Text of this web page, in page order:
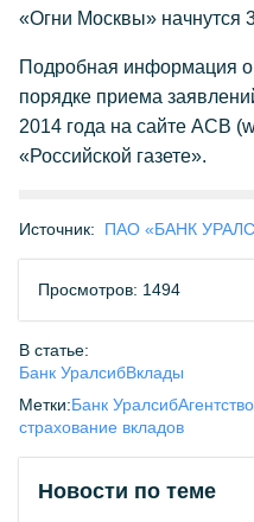
«Огни Москвы» начнутся
Подробная информация
порядке приема
2014 года на сайте АСВ
«Российской газете».
Источник: ПАО «БАНК
Просмотров: 1494
В статье:
Банк УралсибВклады
Метки:Банк Уралсиб
страхование вкладов
Новости по теме